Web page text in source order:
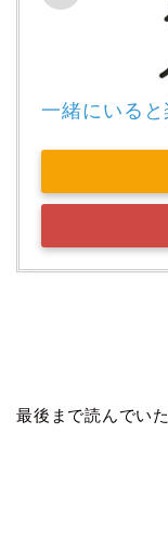
一緒にいる
最後まで読んでい